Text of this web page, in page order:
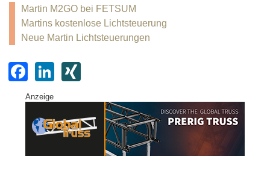
Martin M2GO bei FETSUM
Martins kostenlose Lichtsteuerung
Neue Martin Lichtsteuerungen
F
a
c
e
Li
k
e
G
Anzeige